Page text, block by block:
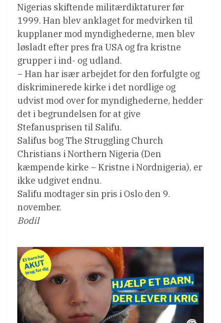
Nigerias skiftende militærdiktaturer før
1999. Han blev anklaget for medvirken til
kupplaner mod myndighederne, men blev
løsladt efter pres fra USA og fra kristne
grupper i ind- og udland.
– Han har især arbejdet for den forfulgte og
diskriminerede kirke i det nordlige og
udvist mod over for myndighederne, hedder
det i begrundelsen for at give
Stefanusprisen til Salifu.
Salifus bog The Struggling Church 
Christians i Northern Nigeria (Den
kæmpende kirke – Kristne i Nordnigeria), er
ikke udgivet endnu.
Salifu modtager sin pris i Oslo den 9.
november.
Bodil